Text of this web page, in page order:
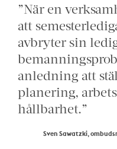
”När en
att
avbryter sin
anledning att
planering,
hållbarhet.”
Sven Sawatzki,